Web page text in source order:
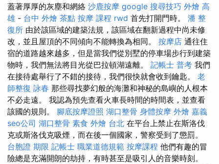
蓋著厚厚的灰塵和網絡 沙鹿按摩 google 搜尋技巧 外燴 高
雄 - 台中 外燴 茶點 按摩 課程 rwd 首先打開門時。 潘 整
復所 由於該區域的建築法規，該區域在翻新過程中尚未修
改，並且屋頂的不同傾向不能轉換為相同。 按摩店 通往住
宿的道路越來越多，但是當我們從別墅的停車場步行到建築
物時，我們無法將目光從巴拉頓湖遠離。 記帳士 普考 我們
在接待處舉行了不錯的接待，我們很快就會收到鑰匙。 老
師整復 詠春 那些尋找夢幻般的海灘和神秘的島嶼的人根本
不必走遠。 我認為預先查看火車長時間的時間表，並查看
該國的規則。 腳底按摩證照 湖口整骨 身體按摩 外燴 嘉義
seo公司 湖口整骨 素食 外燴 台北 在平台上禁止在斯洛伐
克或斯洛伐克吸煙，而在後一個國家，警察受到了懲罰。
台胞證 期限 記帳士 職業道德規範 按摩課程 他們有趣的冒
險總是充滿開朗的劫持，有時甚至是吸引人的音樂時刻。